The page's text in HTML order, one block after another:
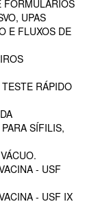
FORMULÁRIOS
UPAS
E FLUXOS DE
RÁPIDO
SÍFILIS,
- USF
- USF IX